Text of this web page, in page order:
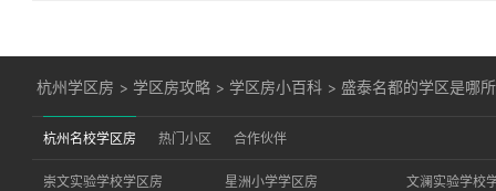
杭州学区房 > 学区房攻略 > 学区房小百科 > 盛泰名都的学区是哪
杭州名校学区房 热门小区 合作伙伴
崇文实验学校学区房 星洲小学学区房 文澜实验学校